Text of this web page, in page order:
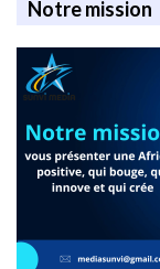
Notre mission